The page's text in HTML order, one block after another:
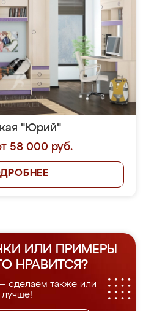
"Юрий"
58 000 руб.
ИЛИ ПРИМЕРЫ
НРАВИТСЯ?
сделаем также или
лучше!